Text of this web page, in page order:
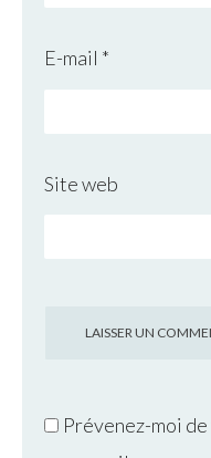
E-mail *
Site web
Prévenez-moi